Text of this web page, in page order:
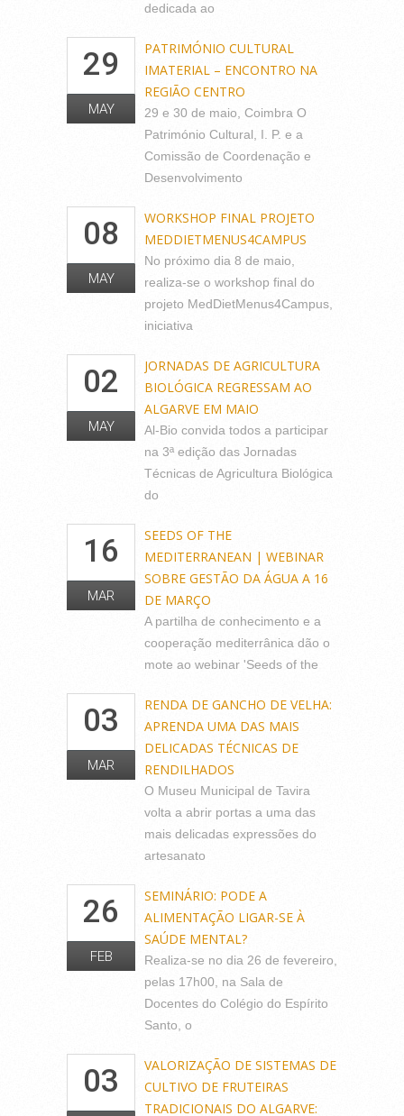
dedicada ao
29
MAY
PATRIMÓNIO CULTURAL
IMATERIAL – ENCONTRO NA
REGIÃO CENTRO
29 e 30 de maio, Coimbra O
Património Cultural, I. P. e a
Comissão de Coordenação e
Desenvolvimento
08
MAY
WORKSHOP FINAL PROJETO
MEDDIETMENUS4CAMPUS
No próximo dia 8 de maio,
realiza-se o workshop final do
projeto MedDietMenus4Campus,
iniciativa
02
MAY
JORNADAS DE AGRICULTURA
BIOLÓGICA REGRESSAM AO
ALGARVE EM MAIO
Al-Bio convida todos a participar
na 3ª edição das Jornadas
Técnicas de Agricultura Biológica
do
16
MAR
SEEDS OF THE
MEDITERRANEAN | WEBINAR
SOBRE GESTÃO DA ÁGUA A 16
DE MARÇO
A partilha de conhecimento e a
cooperação mediterrânica dão o
mote ao webinar 'Seeds of the
03
MAR
RENDA DE GANCHO DE VELHA:
APRENDA UMA DAS MAIS
DELICADAS TÉCNICAS DE
RENDILHADOS
O Museu Municipal de Tavira
volta a abrir portas a uma das
mais delicadas expressões do
artesanato
26
FEB
SEMINÁRIO: PODE A
ALIMENTAÇÃO LIGAR-SE À
SAÚDE MENTAL?
Realiza-se no dia 26 de fevereiro,
pelas 17h00, na Sala de
Docentes do Colégio do Espírito
Santo, o
03
VALORIZAÇÃO DE SISTEMAS DE
CULTIVO DE FRUTEIRAS
TRADICIONAIS DO ALGARVE: